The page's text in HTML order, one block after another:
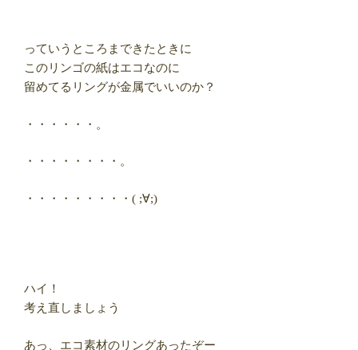
っていうところまできたときに
このリンゴの紙はエコなのに
留めてるリングが金属でいいのか？
・・・・・・。
・・・・・・・・。
・・・・・・・・・( ;∀;)
ハイ！
考え直しましょう
あっ、エコ素材のリングあったぞー